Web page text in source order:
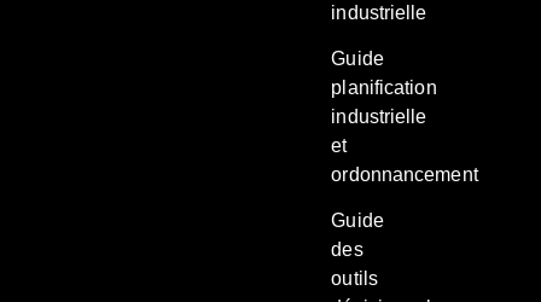
industrielle
Guide
planification
industrielle
et
ordonnancement
Guide
des
outils